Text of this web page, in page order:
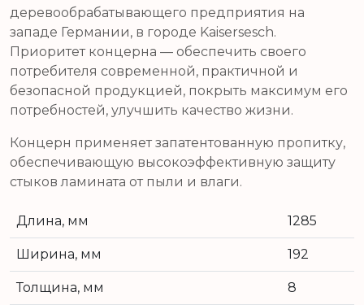
деревообрабатывающего предприятия на
западе Германии, в городе Kaisersesch.
Приоритет концерна — обеспечить своего
потребителя современной, практичной и
безопасной продукцией, покрыть максимум его
потребностей, улучшить качество жизни.
Концерн применяет запатентованную пропитку,
обеспечивающую высокоэффективную защиту
стыков ламината от пыли и влаги.
Длина, мм 1285
Ширина, мм 192
Толщина, мм 8